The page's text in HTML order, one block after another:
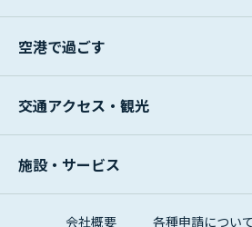
空港で過ごす
交通アクセス・観光
施設・サービス
会社概要 各種申請について